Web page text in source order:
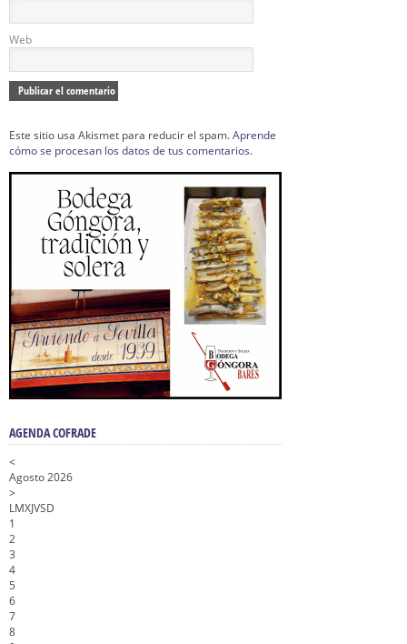
Web
Este sitio usa Akismet para reducir el spam.Aprende
cómo se procesan los datos de tus comentarios.
AGENDA COFRADE
<
Agosto 2026
>
LMXJVSD
1
2
3
4
5
6
7
8